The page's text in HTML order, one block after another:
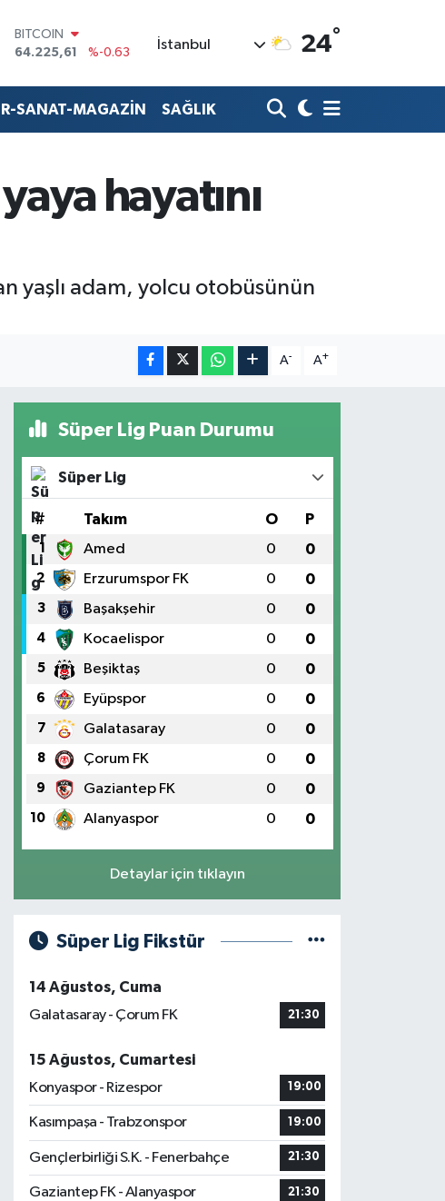
BITCOIN
64.225,61
%-0.63
47,7143
%0.16
EURO
6574.81
%1.44
BİST100
İstanbul 24°
SANAT-MAGAZİN SAĞLIK
hayatını
yaşlı adam, yolcu otobüsünün
A- A+
Süper Lig Puan Durumu
Süper Lig
# Takım O P
1 Amed 0 0
2 Erzurumspor FK 0 0
3 Başakşehir 0 0
4 Kocaelispor 0 0
5 Beşiktaş 0 0
6 Eyüpspor 0 0
7 Galatasaray 0 0
8 Çorum FK 0 0
9 Gaziantep FK 0 0
10 Alanyaspor 0 0
Detaylar için tıklayın
Süper Lig Fikstür
14 Ağustos, Cuma
Galatasaray - Çorum FK
21:30
15 Ağustos, Cumartesi
Konyaspor - Rizespor
19:00
Kasımpaşa - Trabzonspor 19:00
Gençlerbirliği S.K. - Fenerbahçe 21:30
Gaziantep FK - Alanyaspor 21:30